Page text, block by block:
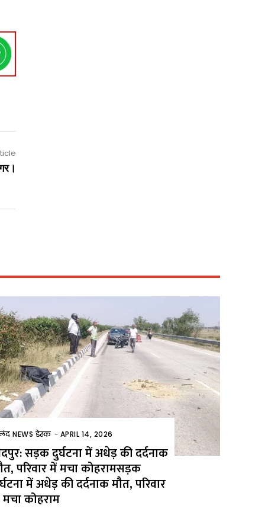
NEWS डेस्क - APRIL 14, 2026
सड़क दुर्घटना में अधेड़ की दर्दनाक
परिवार में मचा कोहरामसड़क
में अधेड़ की दर्दनाक मौत, परिवार
कोहराम